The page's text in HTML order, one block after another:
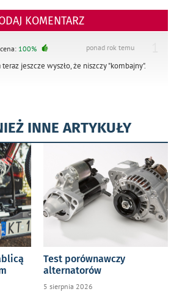
KOMENTARZ
ponad rok temu
100%
teraz jeszcze wyszło, że niszczy "kombajny".
INNE ARTYKUŁY
Test porównawczy
alternatorów
5 sierpnia 2026